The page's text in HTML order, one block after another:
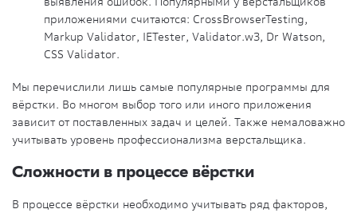
приложениями считаются: CrossBrowserTesting,
Markup Validator, IETester, Validator.w3, Dr Watson,
CSS Validator.
Мы перечислили лишь самые популярные программы для
вёрстки. Во многом выбор того или иного приложения
зависит от поставленных задач и целей. Также немаловажно
учитывать уровень профессионализма верстальщика.
Сложности в процессе вёрстки
В процессе вёрстки необходимо учитывать ряд факторов,